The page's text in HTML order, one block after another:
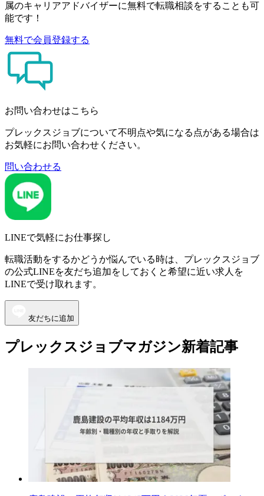
属のキャリアアドバイザーに無料で転職相談をすることも可
能です！
無料で会員登録する
お問い合わせはこちら
プレックスジョブについて不明点や気になる点がある場合は
お気軽にお問い合わせください。
問い合わせる
LINEで気軽にお仕事探し
転職活動をするかどうか悩んでいる時は、プレックスジョブ
の公式LINEを友だち追加をしておくと希望に近い求人を
LINEで受け取れます。
友だちに追加
プレックスジョブマガジン新着記事